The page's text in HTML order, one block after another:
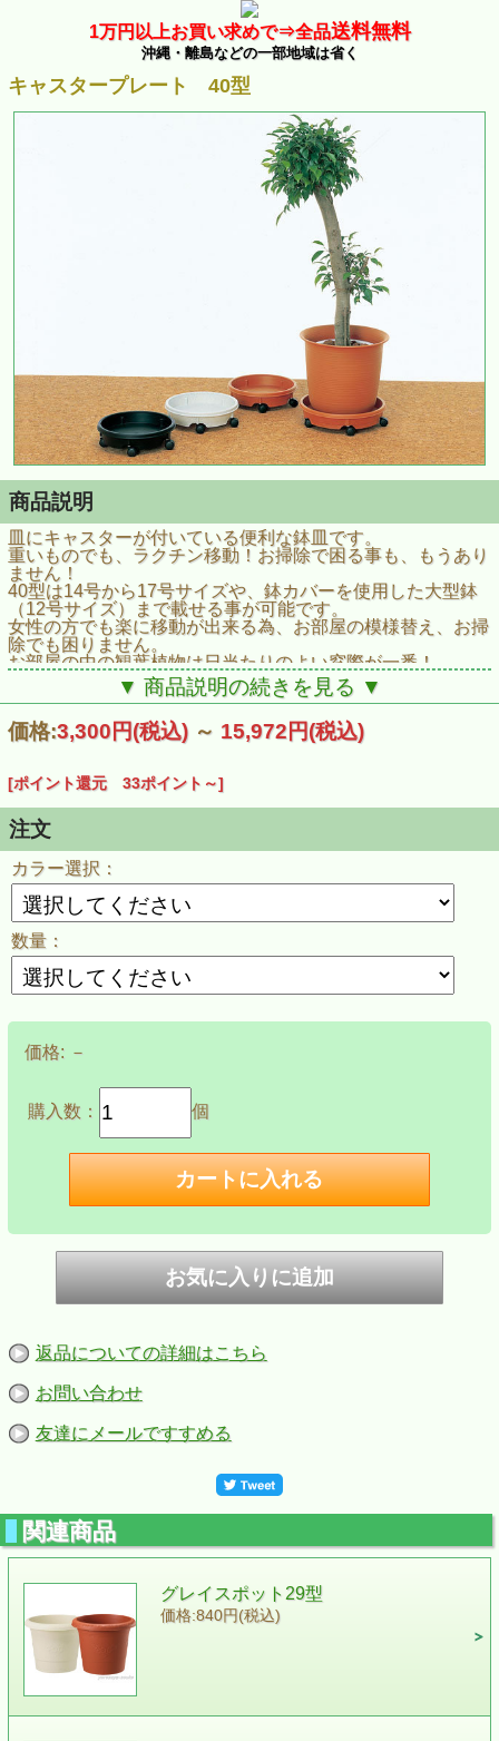
1万円以上お買い求めで⇒全品送料無料
沖縄・離島などの一部地域は省く
キャスタープレート 40型
商品説明
皿にキャスターが付いている便利な鉢皿です。
重いものでも、ラクチン移動！お掃除で困る事も、もうあり
ません！
40型は14号から17号サイズや、鉢カバーを使用した大型鉢
（12号サイズ）まで載せる事が可能です。
女性の方でも楽に移動が出来る為、お部屋の模様替え、お掃
除でも困りません。
お部屋の中の観葉植物は日当たりのよい窓際が一番！
移動もらくらくのキャスタープレートがぜひオススメです。
耐荷重 25ｋｇ
■カラー
ブラウンブラックアイボリー
■サイズスペック
直径410mm×高さ105mm
▼ 商品説明の続きを見る ▼
価格:3,300円(税込) ～ 15,972円(税込)
[ポイント還元 33ポイント～]
注文
カラー選択：
数量：
価格:－
購入数： 個
返品についての詳細はこちら
お問い合わせ
友達にメールですすめる
関連商品
グレイスポット29型
価格:840円(税込)